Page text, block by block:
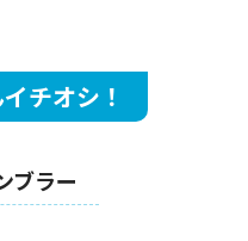
チオシ！
ブラー